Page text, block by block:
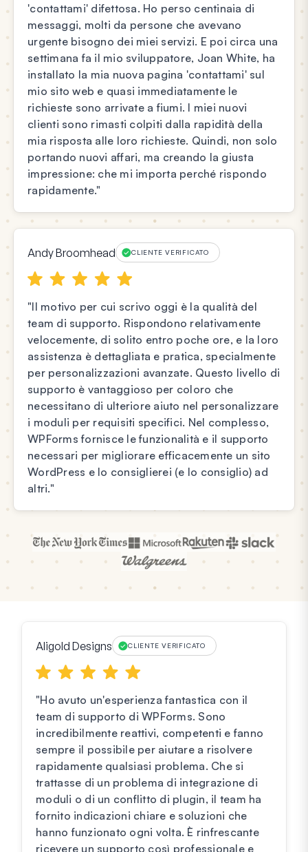
'contattami' difettosa. Ho perso centinaia di
messaggi, molti da persone che avevano
urgente bisogno dei miei servizi. E poi circa una
settimana fa il mio sviluppatore, Joan White, ha
installato la mia nuova pagina 'contattami' sul
mio sito web e quasi immediatamente le
richieste sono arrivate a fiumi. I miei nuovi
clienti sono rimasti colpiti dalla rapidità della
mia risposta alle loro richieste. Quindi, non solo
portando nuovi affari, ma creando la giusta
impressione: che mi importa perché rispondo
rapidamente."
Andy Broomhead CLIENTE VERIFICATO
"Il motivo per cui scrivo oggi è la qualità del
team di supporto. Rispondono relativamente
velocemente, di solito entro poche ore, e la loro
assistenza è dettagliata e pratica, specialmente
per personalizzazioni avanzate. Questo livello di
supporto è vantaggioso per coloro che
necessitano di ulteriore aiuto nel personalizzare
i moduli per requisiti specifici. Nel complesso,
WPForms fornisce le funzionalità e il supporto
necessari per migliorare efficacemente un sito
WordPress e lo consiglierei (e lo consiglio) ad
altri."
Aligold Designs CLIENTE VERIFICATO
"Ho avuto un'esperienza fantastica con il
team di supporto di WPForms. Sono
incredibilmente reattivi, competenti e fanno
sempre il possibile per aiutare a risolvere
rapidamente qualsiasi problema. Che si
trattasse di un problema di integrazione di
moduli o di un conflitto di plugin, il team ha
fornito indicazioni chiare e soluzioni che
hanno funzionato ogni volta. È rinfrescante
ricevere un supporto così professionale e